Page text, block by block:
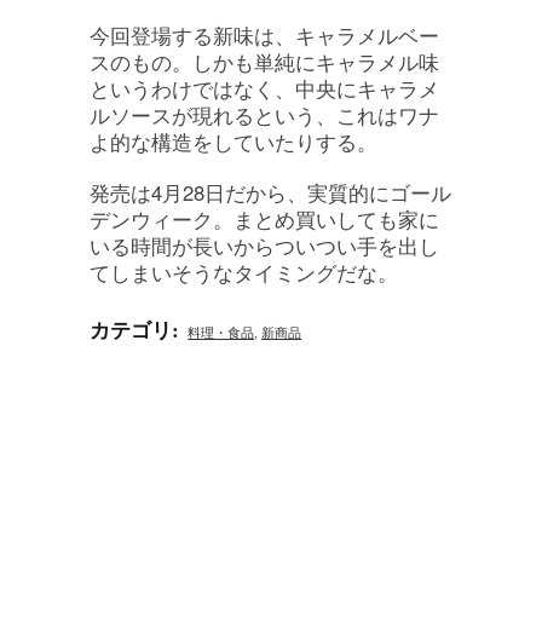
今回登場する新味は、キャラメルベー
スのもの。しかも単純にキャラメル味
というわけではなく、中央にキャラメ
ルソースが現れるという、これはワナ
よ的な構造をしていたりする。
発売は4月28日だから、実質的にゴール
デンウィーク。まとめ買いしても家に
いる時間が長いからついつい手を出し
てしまいそうなタイミングだな。
カテゴリ: 料理・食品, 新商品